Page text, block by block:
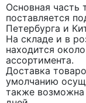
Основная часть
поставляется
Петербурга и
На складе и в
находится
ассортимента.
Доставка
умолчанию
также возможна